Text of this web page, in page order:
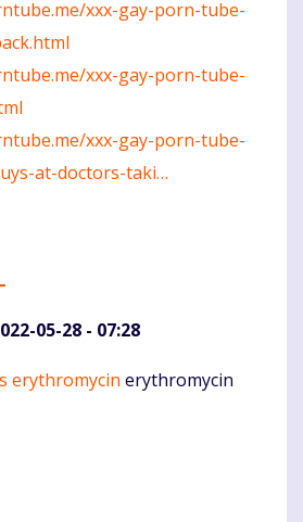
xxx-gay-porn-tube-
xxx-gay-porn-tube-
xxx-gay-porn-tube-
at-doctors-taki…
05-28 - 07:28
erythromycin erythromycin